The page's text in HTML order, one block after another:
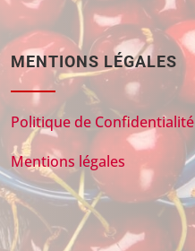
MENTIONS LÉGALES
Politique de Confidentialité
Mentions légales